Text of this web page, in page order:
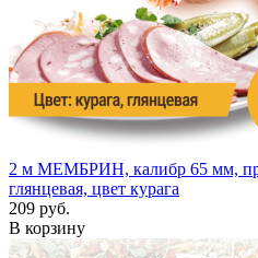
2 м МЕМБРИН, калибр 65 мм,
глянцевая, цвет курага
209 руб.
В корзину